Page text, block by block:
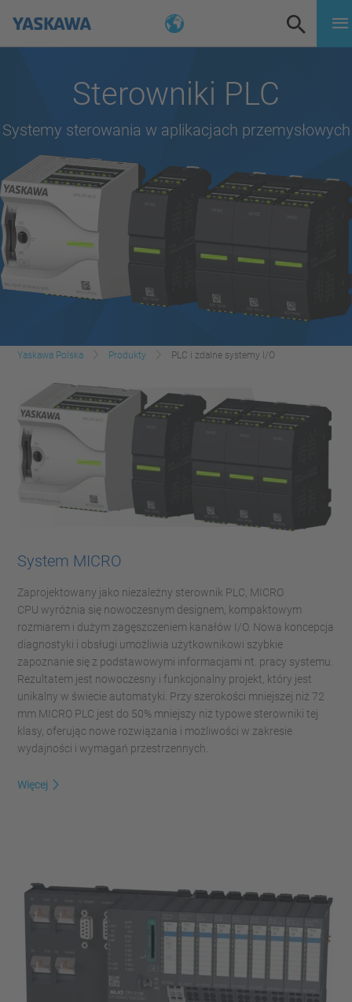
Sterowniki PLC
Systemy sterowania w aplikacjach przemysłowych
Yaskawa Polska Produkty PLC i zdalne systemy I/O
System MICRO
Zaprojektowany jako niezależny sterownik PLC, MICRO
CPU wyróżnia się nowoczesnym designem, kompaktowym
rozmiarem i dużym zagęszczeniem kanałów I/O. Nowa koncepcja
diagnostyki i obsługi umożliwia użytkownikowi szybkie
zapoznanie się z podstawowymi informacjami nt. pracy systemu.
Rezultatem jest nowoczesny i funkcjonalny projekt, który jest
unikalny w świecie automatyki. Przy szerokości mniejszej niż 72
mm MICRO PLC jest do 50% mniejszy niż typowe sterowniki tej
klasy, oferując nowe rozwiązania i możliwości w zakresie
wydajności i wymagań przestrzennych.
Więcej